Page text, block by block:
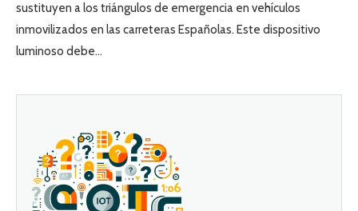
sustituyen a los triángulos de emergencia en vehículos
inmovilizados en las carreteras Españolas. Este dispositivo
luminoso debe…